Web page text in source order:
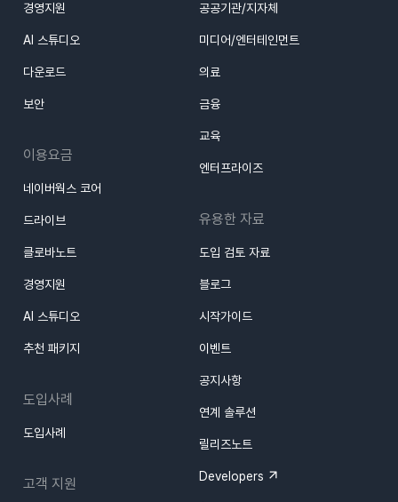
경영지원
AI 스튜디오
다운로드
보안
이용요금
네이버웍스 코어
드라이브
클로바노트
경영지원
AI 스튜디오
추천 패키지
도입사례
도입사례
고객 지원
공공기관/지자체
미디어/엔터테인먼트
의료
금융
교육
엔터프라이즈
유용한 자료
도입 검토 자료
블로그
시작가이드
이벤트
공지사항
연계 솔루션
릴리즈노트
Developers